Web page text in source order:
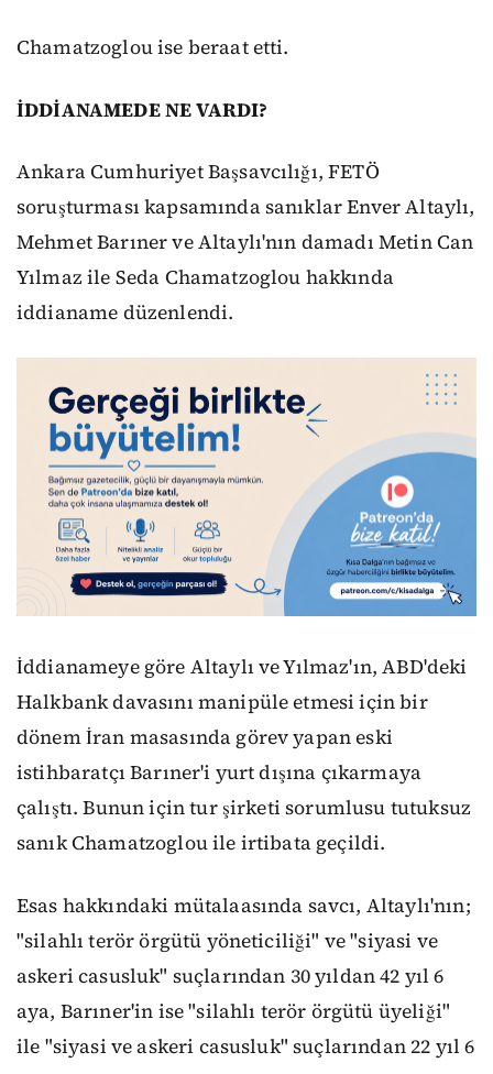
Chamatzoglou ise beraat etti.
İDDİANAMEDE NE VARDI?
Ankara Cumhuriyet Başsavcılığı, FETÖ
soruşturması kapsamında sanıklar Enver Altaylı,
Mehmet Barıner ve Altaylı'nın damadı Metin Can
Yılmaz ile Seda Chamatzoglou hakkında
iddianame düzenlendi.
İddianameye göre Altaylı ve Yılmaz'ın, ABD'deki
Halkbank davasını manipüle etmesi için bir
dönem İran masasında görev yapan eski
istihbaratçı Barıner'i yurt dışına çıkarmaya
çalıştı. Bunun için tur şirketi sorumlusu tutuksuz
sanık Chamatzoglou ile irtibata geçildi.
Esas hakkındaki mütalaasında savcı, Altaylı'nın;
"silahlı terör örgütü yöneticiliği" ve "siyasi ve
askeri casusluk" suçlarından 30 yıldan 42 yıl 6
aya, Barıner'in ise "silahlı terör örgütü üyeliği"
ile "siyasi ve askeri casusluk" suçlarından 22 yıl 6